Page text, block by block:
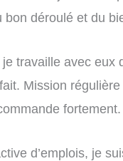
bon déroulé et du
travaille avec eux
Mission régulière
fortement.
d’emplois, je